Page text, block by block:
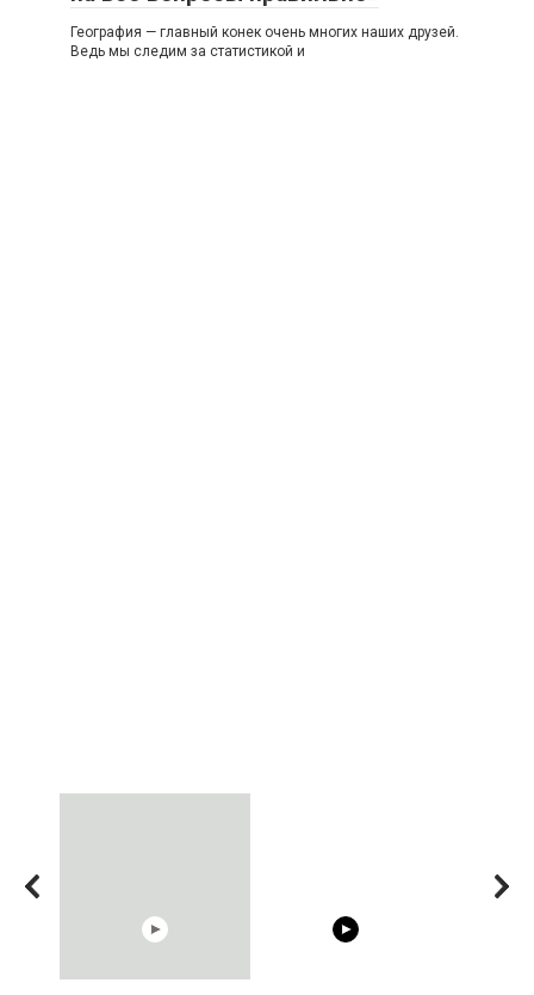
География — главный конек очень многих наших друзей.
Ведь мы следим за статистикой и